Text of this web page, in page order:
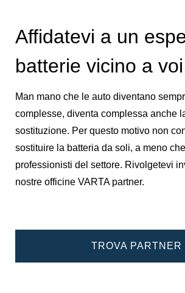
Affidatevi a un
batterie vicino a
Man mano che le auto diventano
complesse, diventa complessa anche
sostituzione. Per questo motivo non
sostituire la batteria da soli, a meno
professionisti del settore. Rivolgetevi
nostre officine VARTA partner.
TROVA PARTNER